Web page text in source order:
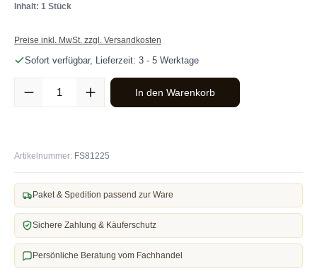
Inhalt: 1 Stück
Preise inkl. MwSt. zzgl. Versandkosten
Sofort verfügbar, Lieferzeit: 3 - 5 Werktage
Produkt Anzahl: Gib den gewünschten Wert ein oder benutze die
In den Warenkorb
Artikelnummer: FS81225
Paket & Spedition passend zur Ware
Sichere Zahlung & Käuferschutz
Persönliche Beratung vom Fachhandel